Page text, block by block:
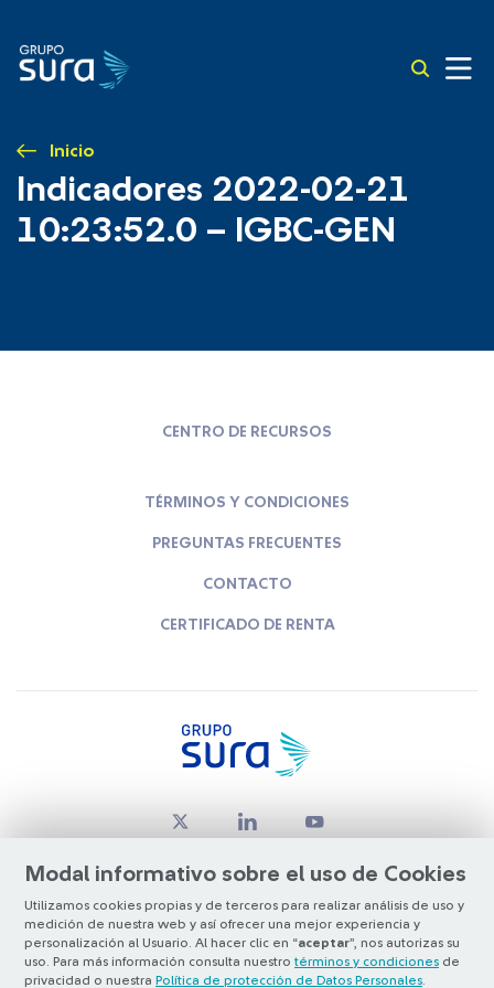
Inicio
Indicadores 2022-02-21
10:23:52.0 – IGBC-GEN
Modal informativo sobre el uso de Cookies
Utilizamos cookies propias y de terceros para realizar análisis de uso y
medición de nuestra web y así ofrecer una mejor experiencia y
personalización al Usuario. Al hacer clic en “aceptar”, nos autorizas su
uso. Para más información consulta nuestro términos y condiciones de
privacidad o nuestra Política de protección de Datos Personales
CENTRO DE RECURSOS
TÉRMINOS Y CONDICIONES
PREGUNTAS FRECUENTES
CONTACTO
CERTIFICADO DE RENTA
© Copyright Grupo SURA 2026